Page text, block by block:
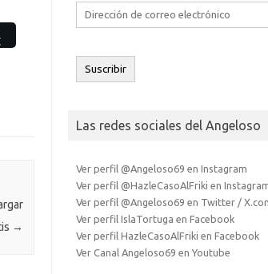
→
Dirección
electrónico
Suscribir
Las redes sociales del Angeloso
Ver perfil @Angeloso69 en Instagram
Ver perfil @HazleCasoAlFriki en
Ver perfil @Angeloso69 en Twitter /
Ver perfil IslaTortuga en Facebook
Ver perfil HazleCasoAlFriki en Facebook
Ver Canal Angeloso69 en Youtube